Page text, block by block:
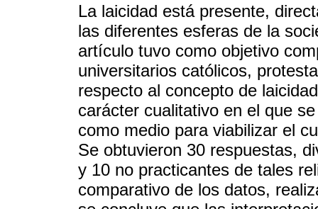
La laicidad está presente,
las diferentes esferas de la
artículo tuvo como objetivo
universitarios católicos,
respecto al concepto de
carácter cualitativo en el que
como medio para viabilizar el
Se obtuvieron 30 respuestas,
y 10 no practicantes de tales
comparativo de los datos,